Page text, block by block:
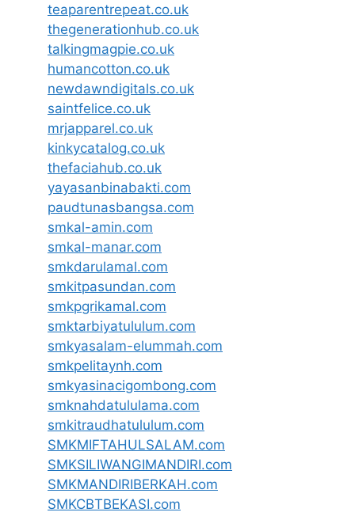
teaparentrepeat.co.uk
thegenerationhub.co.uk
talkingmagpie.co.uk
humancotton.co.uk
newdawndigitals.co.uk
saintfelice.co.uk
mrjapparel.co.uk
kinkycatalog.co.uk
thefaciahub.co.uk
yayasanbinabakti.com
paudtunasbangsa.com
smkal-amin.com
smkal-manar.com
smkdarulamal.com
smkitpasundan.com
smkpgrikamal.com
smktarbiyatululum.com
smkyasalam-elummah.com
smkpelitaynh.com
smkyasinacigombong.com
smknahdatululama.com
smkitraudhatululum.com
SMKMIFTAHULSALAM.com
SMKSILIWANGIMANDIRI.com
SMKMANDIRIBERKAH.com
SMKCBTBEKASI.com